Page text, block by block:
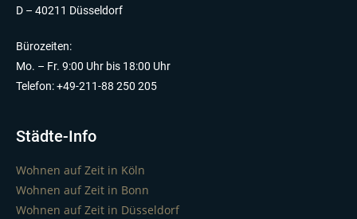
D – 40211 Düsseldorf
Bürozeiten:
Mo. – Fr. 9:00 Uhr bis 18:00 Uhr
Telefon: +49-211-88 250 205
Städte-Info
Wohnen auf Zeit in Köln
Wohnen auf Zeit in Bonn
Wohnen auf Zeit in Düsseldorf